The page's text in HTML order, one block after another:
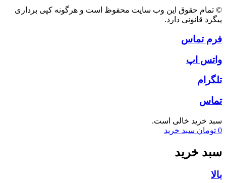
© تمام حقوق این وب سایت محفوظ است و هرگونه کپی برداری
پیگرد قانونی دارد.
فرم تماس
واتس اپ
تلگرام
تماس
سبد خرید خالی است.
0 تومان سبد خرید
سبد خرید
بالا